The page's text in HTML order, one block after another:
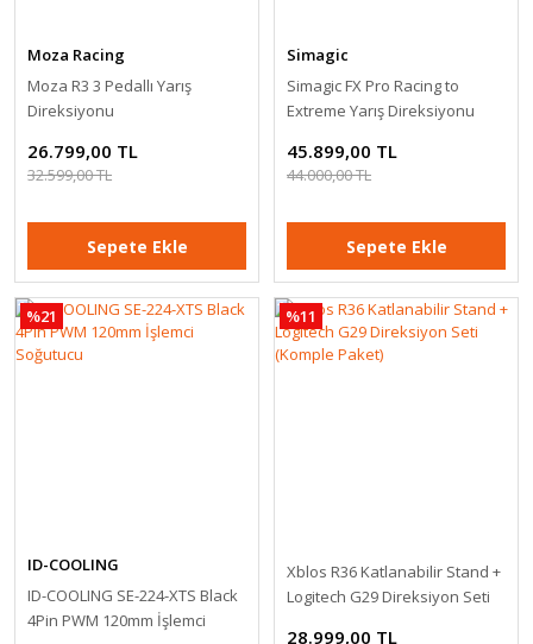
Moza Racing
Moza R3 3 Pedallı Yarış
Direksiyonu
26.799,00 TL
32.599,00 TL
Sepete Ekle
Simagic
Simagic FX Pro Racing to
Extreme Yarış Direksiyonu
45.899,00 TL
44.000,00 TL
Sepete Ekle
%21
ID-COOLING
ID-COOLING SE-224-XTS Black
4Pin PWM 120mm İşlemci
%11
Xblos R36 Katlanabilir Stand +
Logitech G29 Direksiyon Seti
28.999,00 TL